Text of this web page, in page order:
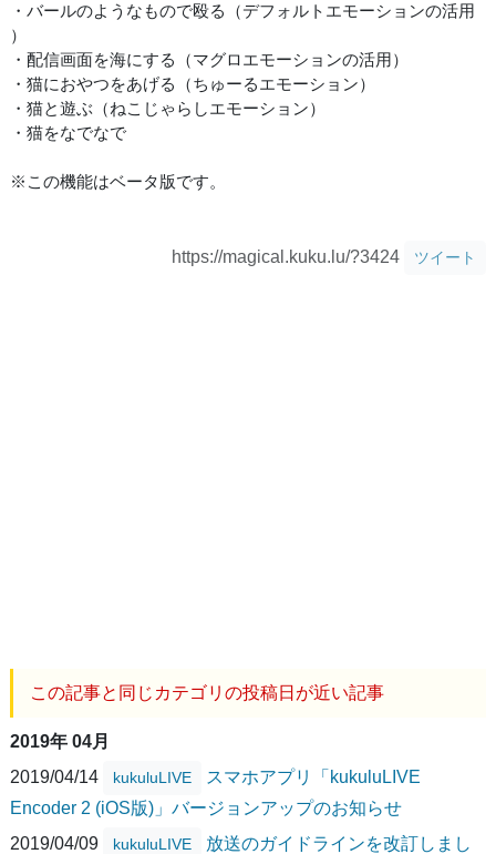
・バールのようなもので殴る（デフォルトエモーションの活用
）
・配信画面を海にする（マグロエモーションの活用）
・猫におやつをあげる（ちゅーるエモーション）
・猫と遊ぶ（ねこじゃらしエモーション）
・猫をなでなで
※この機能はベータ版です。
https://magical.kuku.lu/?3424 ツイート
この記事と同じカテゴリの投稿日が近い記事
2019年 04月
2019/04/14
kukuluLIVE
スマホアプリ「kukuluLIVE
Encoder 2 (iOS版)」バージョンアップのお知らせ
2019/04/09
kukuluLIVE
放送のガイドラインを改訂しまし